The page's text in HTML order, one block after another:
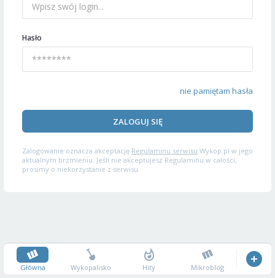
Hasło
nie pamiętam hasła
ZALOGUJ SIĘ
Zalogowanie oznacza akceptację Regulaminu serwisu Wykop.pl w jego
aktualnym brzmieniu. Jeśli nie akceptujesz Regulaminu w całości,
prosimy o niekorzystanie z serwisu.
Główna Wykopalisko Hity Mikroblog